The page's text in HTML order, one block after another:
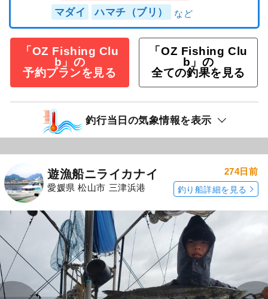
マダイ ハマチ（ブリ）
「OZ Fishing Clu
b」の
予約プランを見る
「OZ Fishing Clu
b」の
全ての釣果を見る
釣行当日の気象情報を表示
遊漁船ニライカナイ
愛媛県 松山市 三津浜港
274日前
釣り船詳細を見る